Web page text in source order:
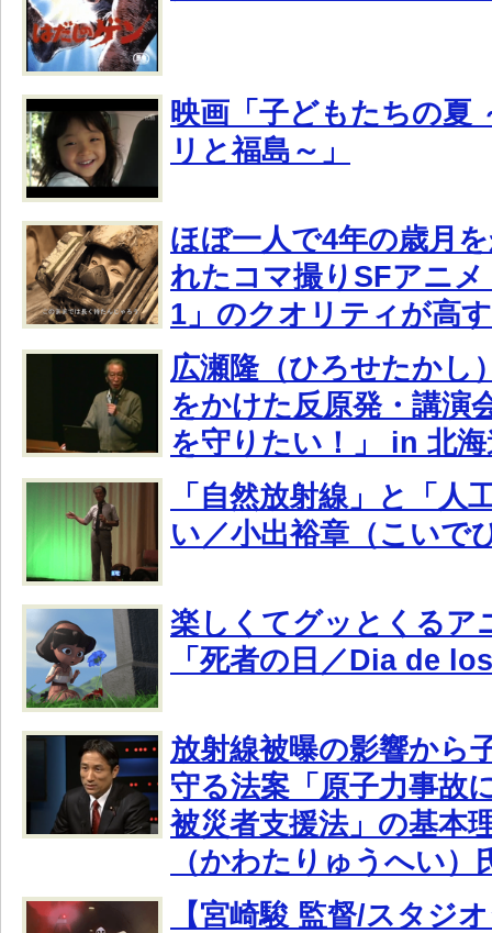
映画「子どもたちの夏
リと福島～」
ほぼ一人で4年の歳月
れたコマ撮りSFアニ
1」のクオリティが高
広瀬隆（ひろせたかし
をかけた反原発・講演
を守りたい！」 in 北
「自然放射線」と「人
い／小出裕章（こいで
楽しくてグッとくるア
「死者の日／Dia de
放射線被曝の影響から
守る法案「原子力事故
被災者支援法」の基本
（かわたりゅうへい）
【宮崎駿 監督/スタジ